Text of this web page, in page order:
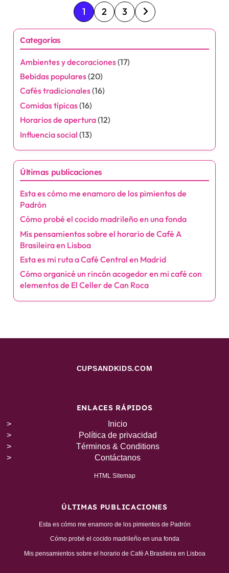
P
o
s
t
s
p
a
g
i
n
a
t
i
o
n
1 2 3
Categorías
Ambientes y decoraciones(17)
Bebidas populares(20)
Cafés tradicionales(16)
Comidas típicas(16)
Horarios de apertura(12)
Influencia social (13)
Últimas publicaciones
Esta es cómo me enamoro de los pimientos de
Padrón
Cómo probé el cocido madrileño en una fonda
Mis pensamientos sobre el horario de Café A
Brasileira en Lisboa
Esta es mi ruta a Café Central en Madrid
Cómo organicé un rincón acogedor en mi café con
elementos de El Celler de Can Roca
CUPSANDKIDS.COM
ENLACES RÁPIDOS
Inicio
Política de privacidad
Términos & Conditions
Contáctanos
HTML Sitemap
ÚLTIMAS PUBLICACIONES
Esta es cómo me enamoro de los pimientos de Padrón
Cómo probé el cocido madrileño en una fonda
Mis pensamientos sobre el horario de Café A Brasileira en Lisboa